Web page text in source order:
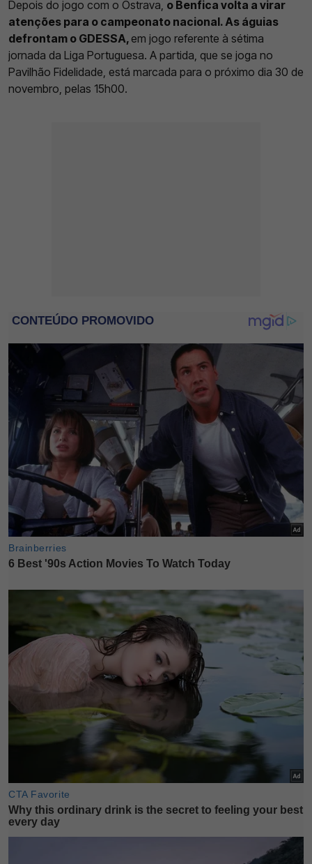
Depois do jogo com o Ostrava, o Benfica volta a virar
atenções para o campeonato nacional. As águias
defrontam o GDESSA, em jogo referente à sétima
jornada da Liga Portuguesa. A partida, que se joga no
Pavilhão Fidelidade, está marcada para o próximo dia 30 de
novembro, pelas 15h00.